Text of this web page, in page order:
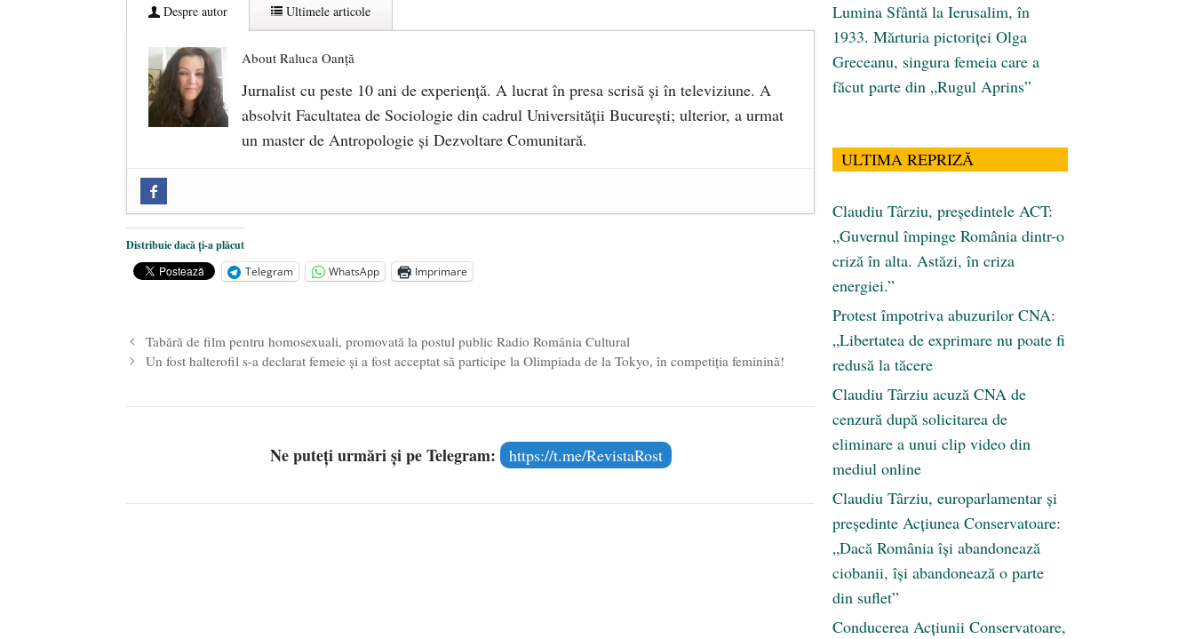
Despre autor Ultimele articole
About Raluca Oanță
Jurnalist cu peste 10 ani de experiență. A lucrat în presa scrisă și în televiziune. A
absolvit Facultatea de Sociologie din cadrul Universității București; ulterior, a urmat
un master de Antropologie și Dezvoltare Comunitară.
comemorat la 102 ani de la naștere - 29 iulie 2024
„Carnea cultivată” în laborator, tot mai aproape de autorizare pentru comercializare în UE
iulie 2024
Distribuie dacă ți-a plăcut
Telegram
WhatsApp Imprimare
Tabără de film pentru homosexuali, promovată la postul public Radio România Cultural
Un fost halterofil s-a declarat femeie și a fost acceptat să participe la Olimpiada de la Tokyo, în competiția feminină!
Ne puteți urmări și pe Telegram: https://t.me/RevistaRost
Lumina Sfântă la Ierusalim, în
1933. Mărturia pictoriței Olga
Greceanu, singura femeia care a
făcut parte din „Rugul Aprins”
ULTIMA REPRIZĂ
Claudiu Târziu, președintele ACT:
„Guvernul împinge România dintr-o
criză în alta. Astăzi, în criza
energiei.”
Protest împotriva abuzurilor CNA:
„Libertatea de exprimare nu poate fi
redusă la tăcere
Claudiu Târziu acuză CNA de
cenzură după solicitarea de
eliminare a unui clip video din
mediul online
Claudiu Târziu, europarlamentar și
președinte Acțiunea Conservatoare:
„Dacă România își abandonează
ciobanii, își abandonează o parte
din suflet”
Conducerea Acțiunii Conservatoare,